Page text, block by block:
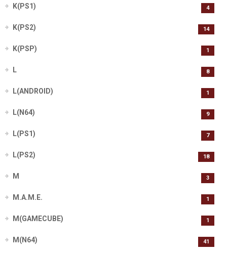
K(PS1) 4
K(PS2) 14
K(PSP) 1
L 8
L(ANDROID) 1
L(N64) 9
L(PS1) 7
L(PS2) 18
M 3
M.A.M.E. 1
M(GAMECUBE) 1
M(N64) 41